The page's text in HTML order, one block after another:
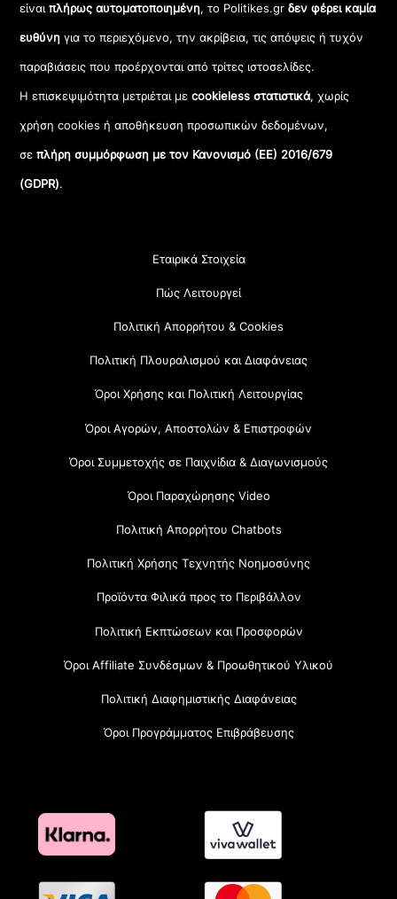
είναιπλήρως αυτοματοποιημένη, το Politikes.grδεν φέρει καμία
ευθύνη για το περιεχόμενο, την ακρίβεια, τις απόψεις ή τυχόν
παραβιάσεις που προέρχονται από τρίτες ιστοσελίδες.
Η επισκεψιμότητα μετριέται μεcookieless στατιστικά, χωρίς
χρήση cookies ή αποθήκευση προσωπικών δεδομένων,
σεπλήρη συμμόρφωση με τον Κανονισμό (ΕΕ) 2016/679
(GDPR).
Εταιρικά Στοιχεία
Πώς Λειτουργεί
Πολιτική Απορρήτου & Cookies
Πολιτική Πλουραλισμού και Διαφάνειας
Όροι Χρήσης και Πολιτική Λειτουργίας
Όροι Αγορών, Αποστολών & Επιστροφών
Όροι Συμμετοχής σε Παιχνίδια & Διαγωνισμούς
Όροι Παραχώρησης Video
Πολιτική Απορρήτου Chatbots
Πολιτική Χρήσης Τεχνητής Νοημοσύνης
Προϊόντα Φιλικά προς το Περιβάλλον
Πολιτική Εκπτώσεων και Προσφορών
Όροι Affiliate Συνδέσμων & Προωθητικού Υλικού
Πολιτική Διαφημιστικής Διαφάνειας
Όροι Προγράμματος Επιβράβευσης